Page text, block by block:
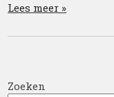
Lees meer »
Zoeken